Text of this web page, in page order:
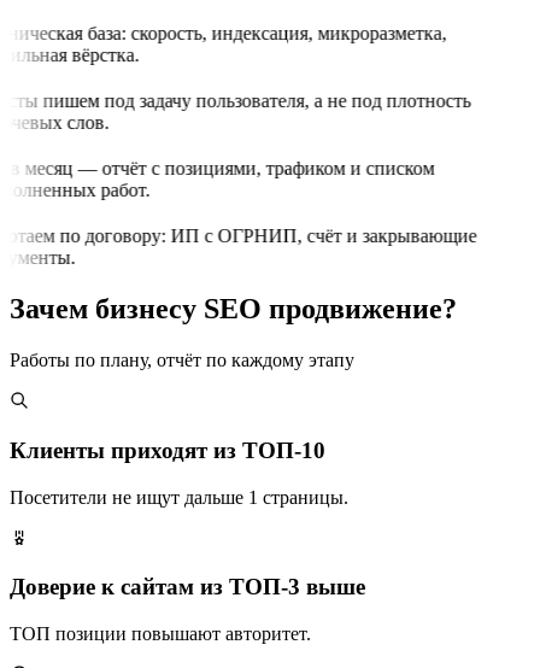
база: скорость, индексация, микроразметка,
вёрстка.
пишем под задачу пользователя, а не под плотность
слов.
в месяц — отчёт с позициями, трафиком и списком
работ.
по договору: ИП с ОГРНИП, счёт и закрывающие
Зачем бизнесу SEO продвижение?
Работы по плану, отчёт по каждому этапу
Клиенты приходят из ТОП-10
Посетители не ищут дальше 1 страницы.
Доверие к сайтам из ТОП-3 выше
ТОП позиции повышают авторитет.